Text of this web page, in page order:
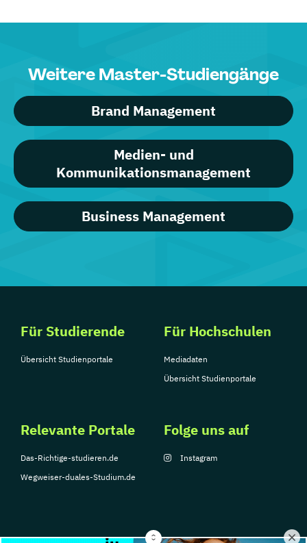
Weitere Master-Studiengänge
Brand Management
Medien- und
Kommunikationsmanagement
Business Management
Für Studierende
Übersicht Studienportale
Für Hochschulen
Mediadaten
Übersicht Studienportale
Relevante Portale
Das-Richtige-studieren.de
Wegweiser-duales-Studium.de
Folge uns auf
Instagram